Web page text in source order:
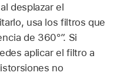
desplazar el
usa los filtros que
de 360°”. Si
aplicar el filtro a
no